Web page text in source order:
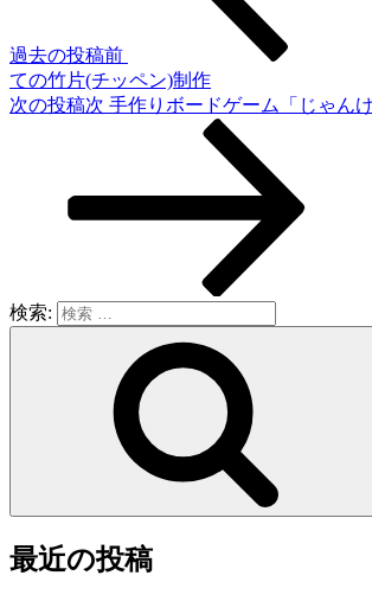
過去の投稿前
ての竹片(チッペン)制作
次の投稿次 手作りボードゲーム「じゃん
検索:
最近の投稿